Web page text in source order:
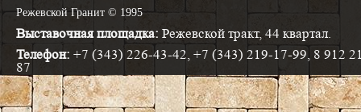
Режевской Гранит © 1995
Выставочная площадка: Режевской тракт, 44 квартал.
Телефон: +7 (343) 226-43-42, +7 (343) 219-17-99, 8 912
87
Электронная почта:info@progranit.pro